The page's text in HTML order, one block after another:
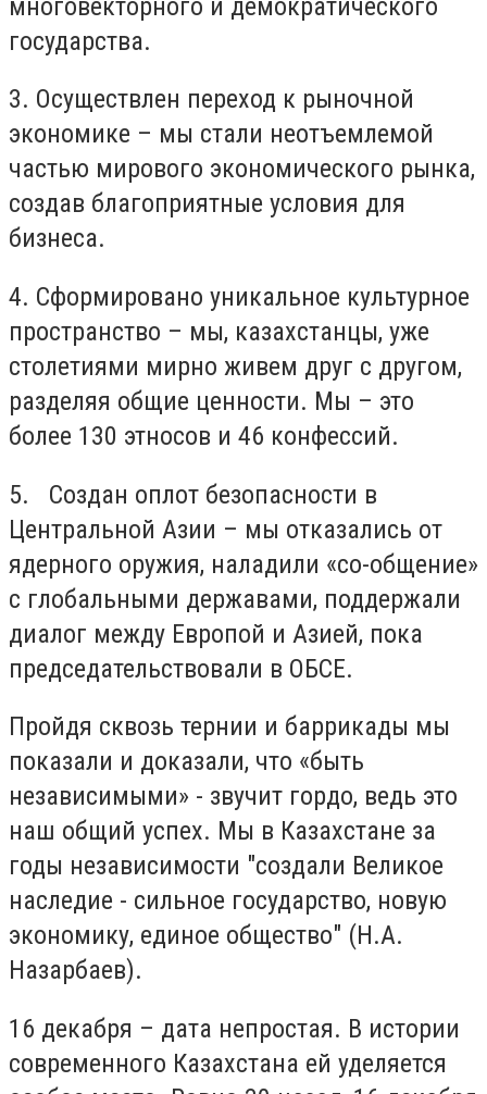
многовекторного и демократического
государства.
3. Осуществлен переход к рыночной
экономике – мы стали неотъемлемой
частью мирового экономического рынка,
создав благоприятные условия для
бизнеса.
4. Сформировано уникальное культурное
пространство – мы, казахстанцы, уже
столетиями мирно живем друг с другом,
разделяя общие ценности. Мы – это
более 130 этносов и 46 конфессий.
5. Создан оплот безопасности в
Центральной Азии – мы отказались от
ядерного оружия, наладили «со-общение»
с глобальными державами, поддержали
диалог между Европой и Азией, пока
председательствовали в ОБСЕ.
Пройдя сквозь тернии и баррикады мы
показали и доказали, что «быть
независимыми» - звучит гордо, ведь это
наш общий успех. Мы в Казахстане за
годы независимости "создали Великое
наследие - сильное государство, новую
экономику, единое общество" (Н.А.
Назарбаев).
16 декабря – дата непростая. В истории
современного Казахстана ей уделяется